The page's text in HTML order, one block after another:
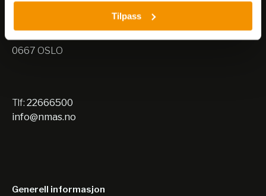
Tilpass
0667 OSLO
Tlf: 22666500
info@nmas.no
Generell informasjon